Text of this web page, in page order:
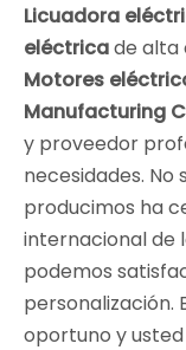
Licuadora
eléctricade alta
Motores
Manufacturing
y proveedor
necesidades. No
producimos ha
internacional de
podemos
personalización.
oportuno y